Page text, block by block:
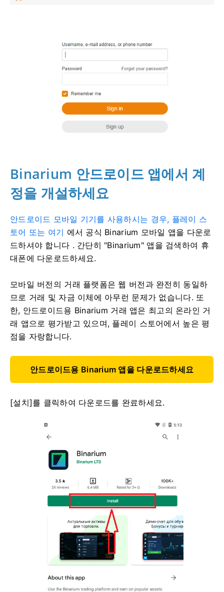
Binarium 안드로이드 앱에서 계
정을 개설하세요
안드로이드 모바일 기기를 사용하시는 경우, 플레이 스
토어 또는 여기 에서 공식 Binarium 모바일 앱을 다운로
드하셔야 합니다 . 간단히 "Binarium" 앱을 검색하여 휴
대폰에 다운로드하세요.
모바일 버전의 거래 플랫폼은 웹 버전과 완전히 동일하
므로 거래 및 자금 이체에 아무런 문제가 없습니다. 또
한, 안드로이드용 Binarium 거래 앱은 최고의 온라인 거
래 앱으로 평가받고 있으며, 플레이 스토어에서 높은 평
점을 자랑합니다.
안드로이드용 Binarium 앱을 다운로드하세요
[설치]를 클릭하여 다운로드를 완료하세요.